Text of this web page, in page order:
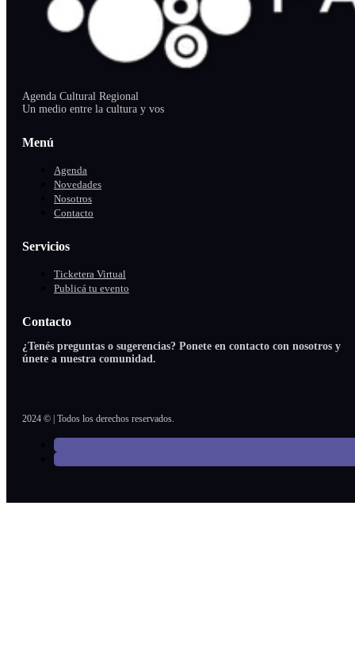
Agenda Cultural Regional
Un medio entre la cultura y vos
Menú
Agenda
Novedades
Nosotros
Contacto
Servicios
Ticketera Virtual
Publicá tu evento
Contacto
¿Tenés preguntas o sugerencias? Ponete en contacto con nosotros y
únete a nuestra comunidad.
2024 © | Todos los derechos reservados.